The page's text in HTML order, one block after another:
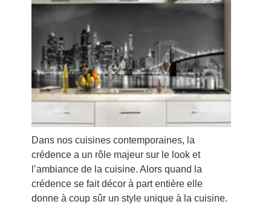
Dans nos cuisines contemporaines, la
crédence a un rôle majeur sur le look et
l’ambiance de la cuisine. Alors quand la
crédence se fait décor à part entière elle
donne à coup sûr un style unique à la cuisine.